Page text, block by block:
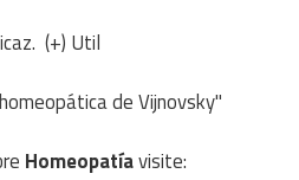
(+) Util
de Vijnovsky"
Homeopatíavisite: